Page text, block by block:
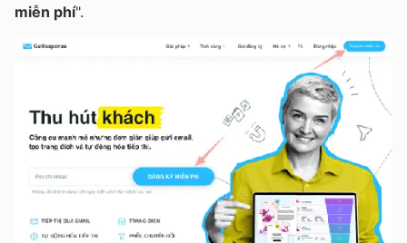
miễn phí".